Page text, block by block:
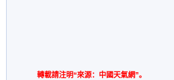
轉載請注明“來源：中國天氣網”。